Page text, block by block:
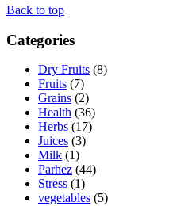
Back to top
Categories
Dry Fruits (8)
Fruits (7)
Grains (2)
Health (36)
Herbs (17)
Juices (3)
Milk (1)
Parhez (44)
Stress (1)
vegetables (5)